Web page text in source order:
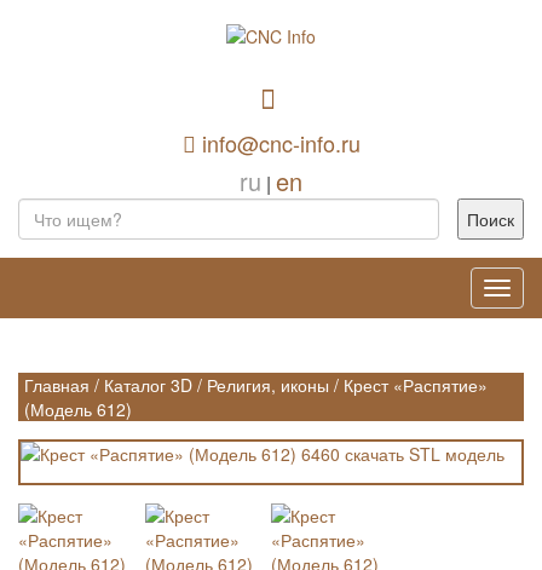
info@cnc-info.ru
ru | en
Главная / Каталог 3D / Религия, иконы / Крест «Распятие»
(Модель 612)